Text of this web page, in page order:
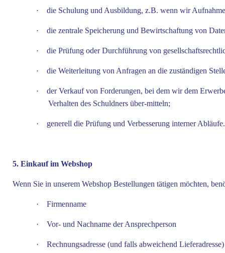
· die Schulung und Ausbildung, z.B. wenn wir
· die zentrale Speicherung und Bewirtschaftung von
· die Prüfung oder Durchführung von
· die Weiterleitung von Anfragen an die zuständigen
·
der Verkauf von Forderungen, bei dem wir dem
Verhalten des Schuldners über-mitteln;
· generell die Prüfung und Verbesserung interner Abläufe.
5. Einkauf im Webshop
Wenn Sie in unserem Webshop Bestellungen tätigen möchten,
· Firmenname
· Vor- und Nachname der Ansprechperson
· Rechnungsadresse (und falls abweichend Lieferadresse)